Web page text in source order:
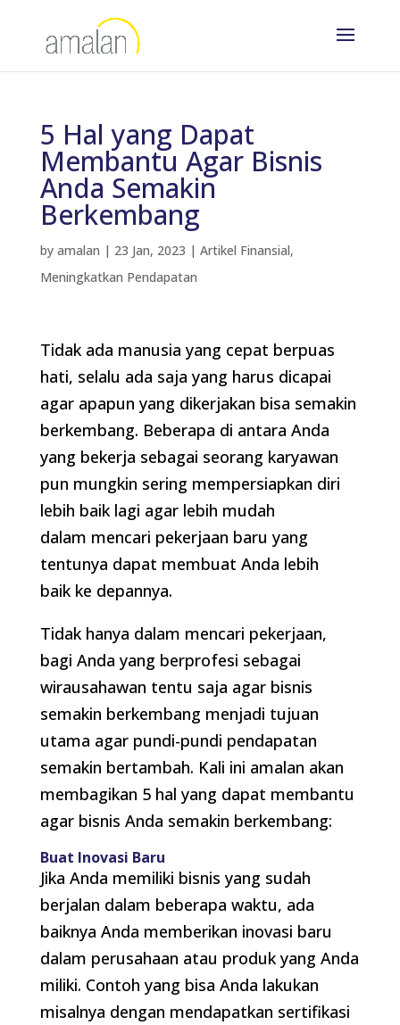
5 Hal yang Dapat
Membantu Agar Bisnis
Anda Semakin
Berkembang
by amalan | 23 Jan, 2023 | Artikel Finansial,
Meningkatkan Pendapatan
Tidak ada manusia yang cepat berpuas
hati, selalu ada saja yang harus dicapai
agar apapun yang dikerjakan bisa semakin
berkembang. Beberapa di antara Anda
yang bekerja sebagai seorang karyawan
pun mungkin sering mempersiapkan diri
lebih baik lagi agar lebih mudah
dalam mencari pekerjaan baru yang
tentunya dapat membuat Anda lebih
baik ke depannya.
Tidak hanya dalam mencari pekerjaan,
bagi Anda yang berprofesi sebagai
wirausahawan tentu saja agar bisnis
semakin berkembang menjadi tujuan
utama agar pundi-pundi pendapatan
semakin bertambah. Kali ini amalan akan
membagikan 5 hal yang dapat membantu
agar bisnis Anda semakin berkembang:
Buat Inovasi Baru
Jika Anda memiliki bisnis yang sudah
berjalan dalam beberapa waktu, ada
baiknya Anda memberikan inovasi baru
dalam perusahaan atau produk yang Anda
miliki. Contoh yang bisa Anda lakukan
misalnya dengan mendapatkan sertifikasi